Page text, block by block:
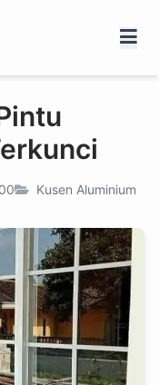
Kusen Aluminium